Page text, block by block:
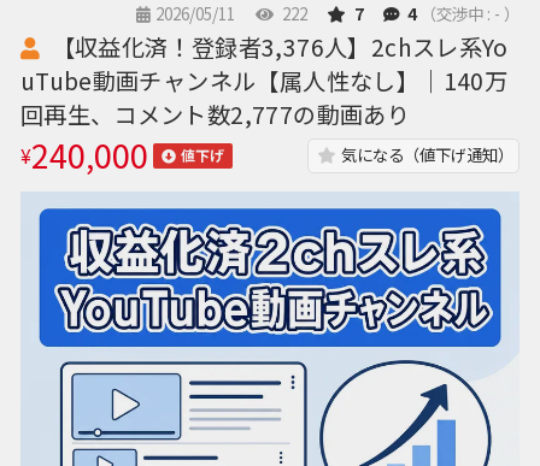
2026/05/11
222 7 4 （交渉中 : - ）
【収益化済！登録者3,376人】2chスレ系Yo
uTube動画チャンネル【属人性なし】｜140万
回再生、コメント数2,777の動画あり
¥240,000 値下げ 気になる（値下げ通知）